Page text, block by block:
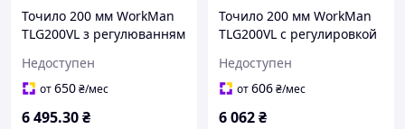
Точило 200 мм WorkMan
TLG200VL з регулюванням
Недоступен
от650₴/мес
6 495.30₴
Точило 200 мм WorkMan
TLG200VL с регулировкой
Недоступен
от606₴/мес
6 062₴